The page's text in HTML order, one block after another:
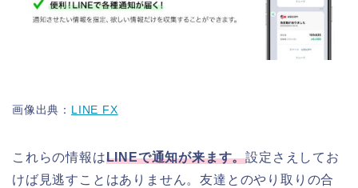
画像出典： LINE FX
これらの情報はLINEで通知が来ます。設定さえしてお
けば見逃すことはありません。友達とのやり取りの合